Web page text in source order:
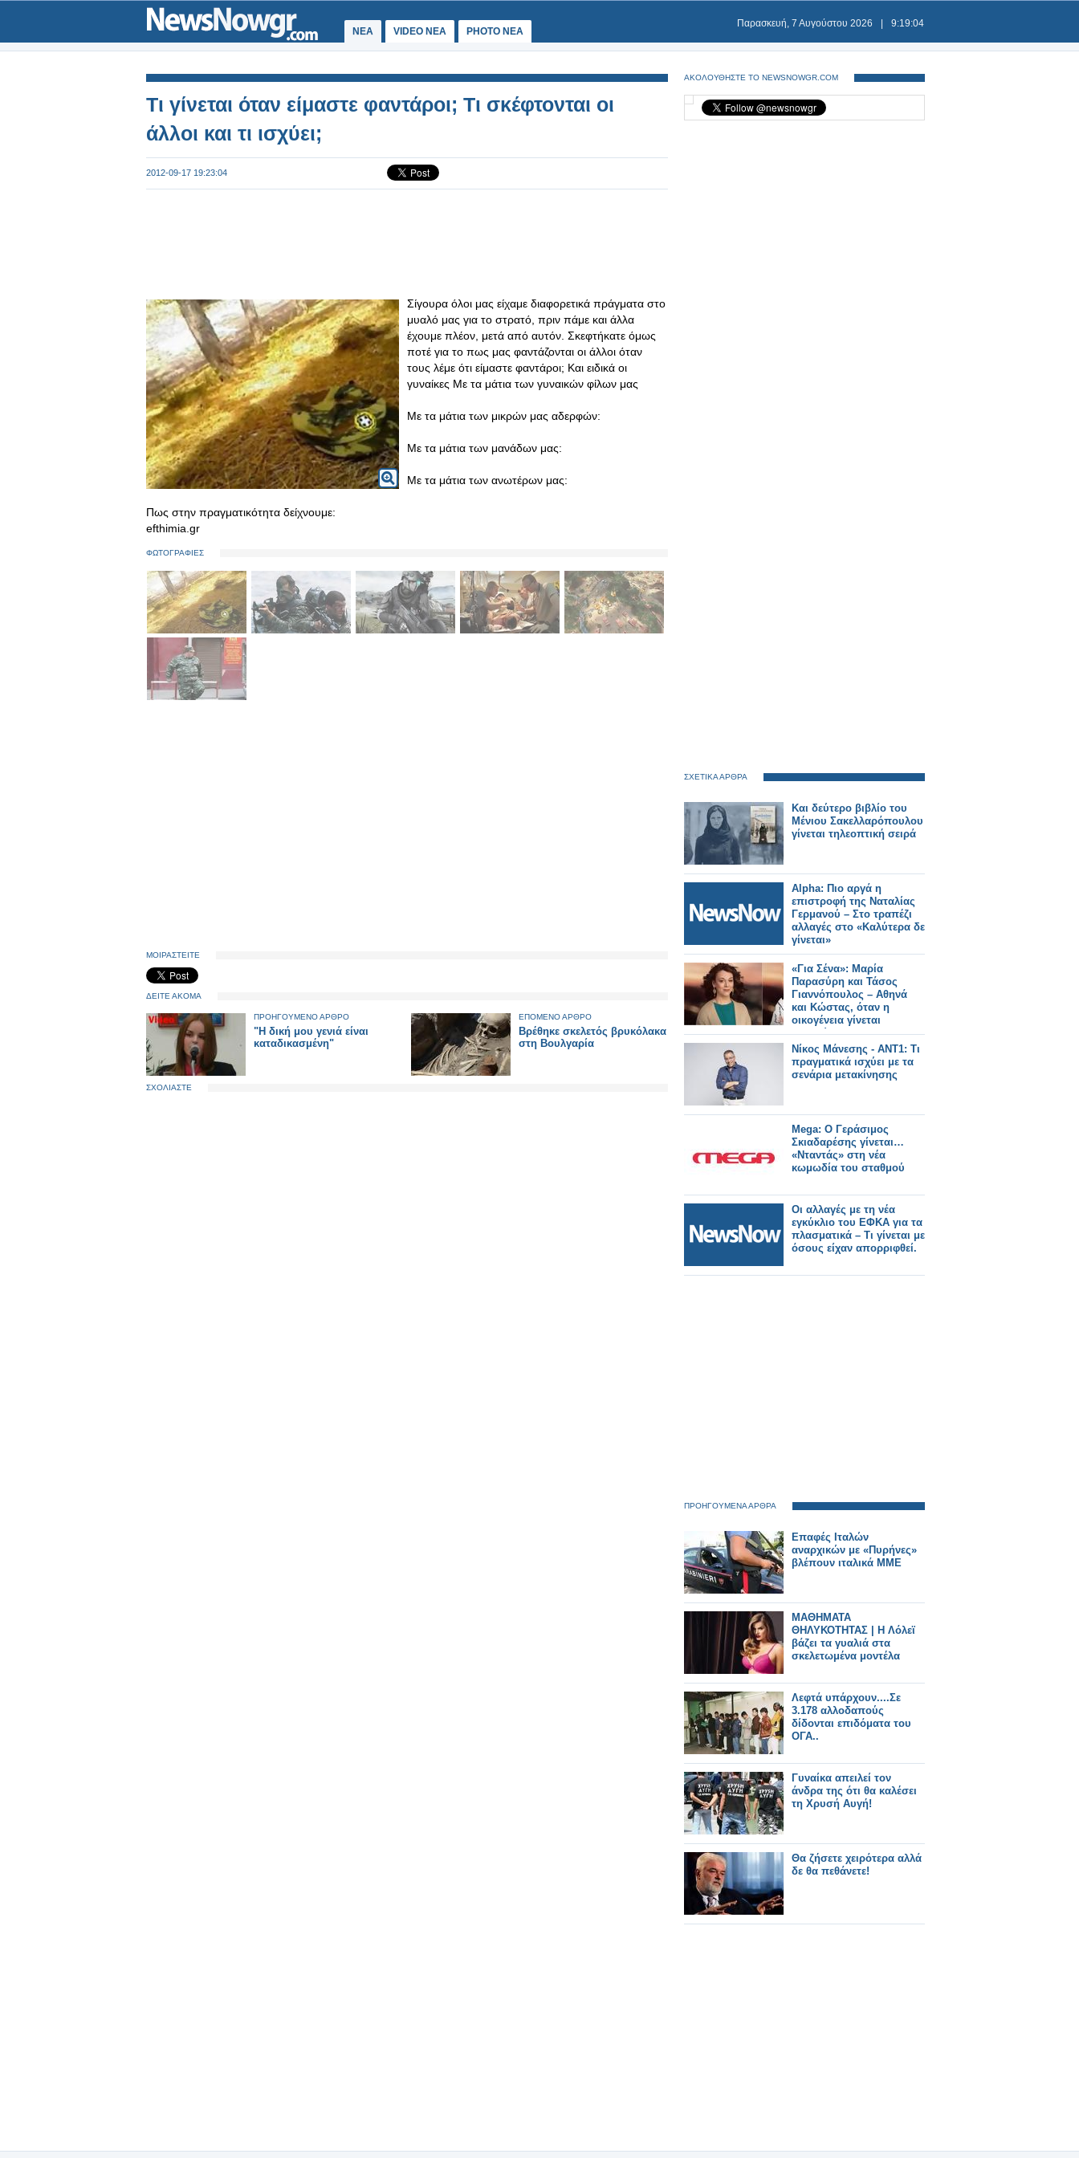
ΝΕΑ VIDEO NEA PHOTO NEA
Παρασκευή, 7 Αυγούστου 2026 9:19:04
Τι γίνεται όταν είμαστε φαντάροι; Τι σκέφτονται οι
άλλοι και τι ισχύει;
2012-09-17 19:23:04
Σίγουρα όλοι μας είχαμε διαφορετικά πράγματα στο
μυαλό μας για το στρατό, πριν πάμε και άλλα
έχουμε πλέον, μετά από αυτόν. Σκεφτήκατε όμως
ποτέ για το πως μας φαντάζονται οι άλλοι όταν
τους λέμε ότι είμαστε φαντάροι; Και ειδικά οι
γυναίκες Με τα μάτια των γυναικών φίλων μας
Με τα μάτια των μικρών μας αδερφών:
Με τα μάτια των μανάδων μας:
Με τα μάτια των ανωτέρων μας:
Πως στην πραγματικότητα δείχνουμε:
efthimia.gr
ΦΩΤΟΓΡΑΦΙΕΣ
ΜΟΙΡΑΣΤΕΙΤΕ
ΔΕΙΤΕ ΑΚΟΜΑ
ΠΡΟΗΓΟΥΜΕΝΟ ΑΡΘΡΟ
"Η δική μου γενιά είναι
καταδικασμένη"
ΕΠΟΜΕΝΟ ΑΡΘΡΟ
Βρέθηκε σκελετός βρυκόλακα
στη Βουλγαρία
ΣΧΟΛΙΑΣΤΕ
ΑΚΟΛΟΥΘΗΣΤΕ ΤΟ NEWSNOWGR.COM
ΣΧΕΤΙΚΑ ΑΡΘΡΑ
Και δεύτερο βιβλίο του
Μένιου Σακελλαρόπουλου
γίνεται τηλεοπτική σειρά
Alpha: Πιο αργά η
επιστροφή της Ναταλίας
Γερμανού – Στο τραπέζι
αλλαγές στο «Καλύτερα δε
γίνεται»
«Για Σένα»: Μαρία
Παρασύρη και Τάσος
Γιαννόπουλος – Αθηνά
και Κώστας, όταν η
οικογένεια γίνεται
καταφύγιο
Νίκος Μάνεσης - ΑΝΤ1: Τι
πραγματικά ισχύει με τα
σενάρια μετακίνησης
Mega: Ο Γεράσιμος
Σκιαδαρέσης γίνεται…
«Νταντάς» στη νέα
κωμωδία του σταθμού
Οι αλλαγές με τη νέα
εγκύκλιο του ΕΦΚΑ για τα
πλασματικά – Τι γίνεται με
όσους είχαν απορριφθεί.
ΠΡΟΗΓΟΥΜΕΝΑ ΑΡΘΡΑ
Επαφές Ιταλών
αναρχικών με «Πυρήνες»
βλέπουν ιταλικά ΜΜΕ
ΜΑΘΗΜΑΤΑ
ΘΗΛΥΚΟΤΗΤΑΣ | Η Λόλεϊ
βάζει τα γυαλιά στα
σκελετωμένα μοντέλα
Λεφτά υπάρχουν....Σε
3.178 αλλοδαπούς
δίδονται επιδόματα του
ΟΓΑ..
Γυναίκα απειλεί τον
άνδρα της ότι θα καλέσει
τη Χρυσή Αυγή!
Θα ζήσετε χειρότερα αλλά
δε θα πεθάνετε!